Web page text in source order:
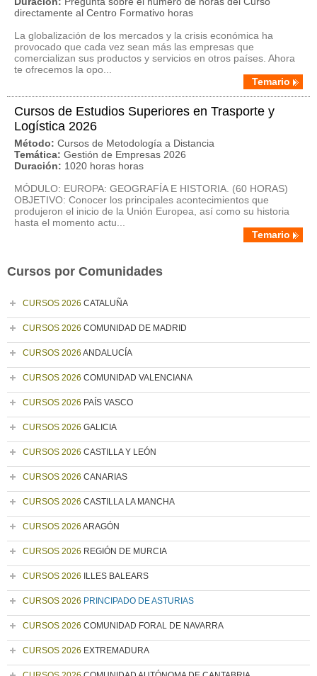
directamente al Centro Formativo horas
La globalización de los mercados y la crisis económica ha
provocado que cada vez sean más las empresas que
comercializan sus productos y servicios en otros países. Ahora
te ofrecemos la opo...
Temario
Cursos de Estudios Superiores en Trasporte y
Logística 2026
Método: Cursos de Metodología a Distancia
Temática: Gestión de Empresas 2026
Duración: 1020 horas horas
MÓDULO: EUROPA: GEOGRAFÍA E HISTORIA. (60 HORAS)
OBJETIVO: Conocer los principales acontecimientos que
produjeron el inicio de la Unión Europea, así como su historia
hasta el momento actu...
Temario
Cursos por Comunidades
CURSOS 2026 CATALUÑA
CURSOS 2026 COMUNIDAD DE MADRID
CURSOS 2026 ANDALUCÍA
CURSOS 2026 COMUNIDAD VALENCIANA
CURSOS 2026 PAÍS VASCO
CURSOS 2026 GALICIA
CURSOS 2026 CASTILLA Y LEÓN
CURSOS 2026 CANARIAS
CURSOS 2026 CASTILLA LA MANCHA
CURSOS 2026 ARAGÓN
CURSOS 2026 REGIÓN DE MURCIA
CURSOS 2026 ILLES BALEARS
CURSOS 2026 PRINCIPADO DE ASTURIAS
CURSOS 2026 COMUNIDAD FORAL DE NAVARRA
CURSOS 2026 EXTREMADURA